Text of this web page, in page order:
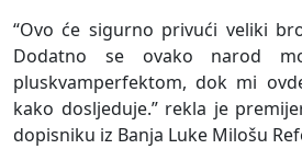
“Ovo će sigurno privući veliki
Dodatno se ovako narod
pluskvamperfektom, dok mi
kako dosljeduje.” rekla je
dopisniku iz Banja Luke Milošu